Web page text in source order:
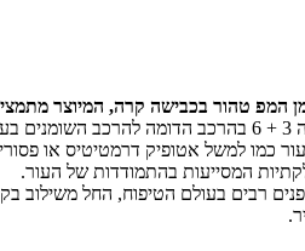
המפ טהור בכבישה קרה, המיוצר
מכיוון שבהם יש תכולה גבוהה של חומצות
המסייעות בהתמודדות של העור.
רבים בעולם הטיפוח, החל משילוב